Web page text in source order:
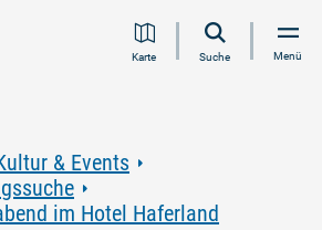
Inhalt
Navigation
Volltextsuche
FooterKarte Suche Menü
& Events
im Hotel Haferland